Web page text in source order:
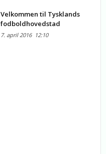
Velkommen til Tysklands
fodboldhovedstad
7. april 201612:10